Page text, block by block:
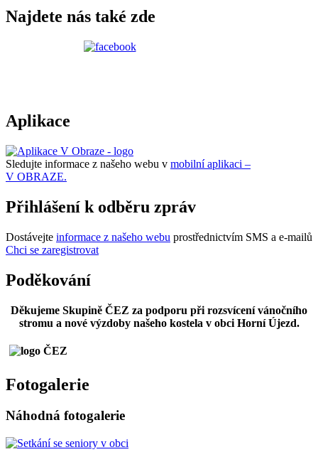
Najdete nás také zde
Aplikace
Sledujte informace z našeho webu v mobilní aplikaci –
V OBRAZE.
Přihlášení k odběru zpráv
Dostávejte informace z našeho webu prostřednictvím SMS a e-mailů
Chci se zaregistrovat
Poděkování
Děkujeme Skupině ČEZ za podporu při rozsvícení vánočního
stromu a nové výzdoby našeho kostela v obci Horní Újezd.
Fotogalerie
Náhodná fotogalerie